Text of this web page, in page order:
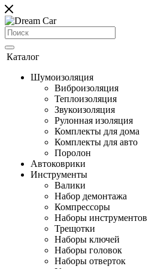
Каталог
Шумоизоляция
Виброизоляция
Теплоизоляция
Звукоизоляция
Рулонная изоляция
Комплекты для дома
Комплекты для авто
Поролон
Автоковрики
Инструменты
Валики
Набор демонтажа
Компрессоры
Наборы инструментов
Трещотки
Наборы ключей
Наборы головок
Наборы отверток